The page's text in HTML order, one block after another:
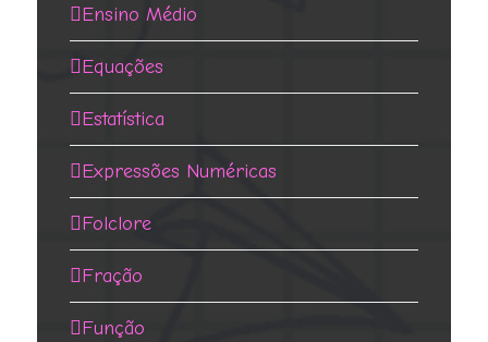
Ensino Médio
Equações
Estatística
Expressões Numéricas
Folclore
Fração
Função